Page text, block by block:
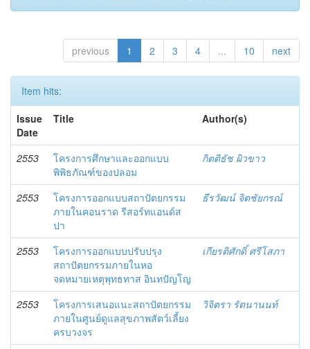
previous 1 2 3 4 ... 10 next
Item hits:
Issue
Date
Title Author(s)
2553
โครงการศึกษาและออกแบบ
พิพิธภัณฑ์ของปลอม
กิตติธัช ผิวขาว
2553
โครงการออกแบบสถาปัตยกรรม
ภายในคอนราด รีสอร์ทแอนด์ส
ปา
ธีรวัฒน์ จิตชัยกรณ์
2553
โครงการออกแบบปรับปรุง
สถาปัตยกรรมภายในหอ
จดหมายเหตุพุทธทาส อินทปัญโญ
เกียรติศักดิ์ ศรีโสภา
2553
โครงการเสนอแนะสถาปัตยกรรม
ภายในศูนย์ดูแลสุขภาพสัตว์เลี้ยง
ครบวงจร
วิจิตรา รัตนานนท์